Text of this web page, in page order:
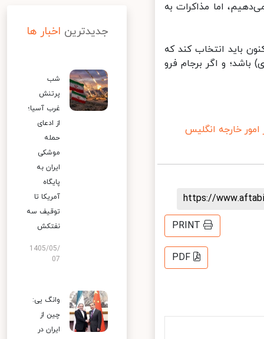
اما مذاکرات به
باید انتخاب کند که
و اگر برجام فرو
خارجه انگلیس
https://
PRINT
PDF
جدیدترین اخبار ها
شب
پرتنش
غرب آسیا؛
از ادعای
حمله
موشکی
ایران به
پایگاه
آمریکا تا
توقیف سه
نفتکش
1405/05/
07
وانگ یی:
چین از
ایران در